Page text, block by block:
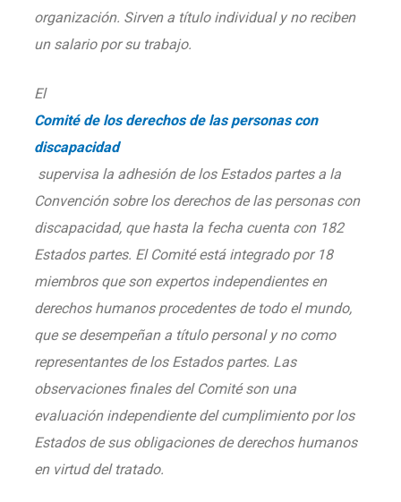
organización. Sirven a título individual y no reciben
un salario por su trabajo.
El
Comité de los derechos de las personas con
discapacidad
supervisa la adhesión de los Estados partes a la
Convención sobre los derechos de las personas con
discapacidad, que hasta la fecha cuenta con 182
Estados partes. El Comité está integrado por 18
miembros que son expertos independientes en
derechos humanos procedentes de todo el mundo,
que se desempeñan a título personal y no como
representantes de los Estados partes. Las
observaciones finales del Comité son una
evaluación independiente del cumplimiento por los
Estados de sus obligaciones de derechos humanos
en virtud del tratado.